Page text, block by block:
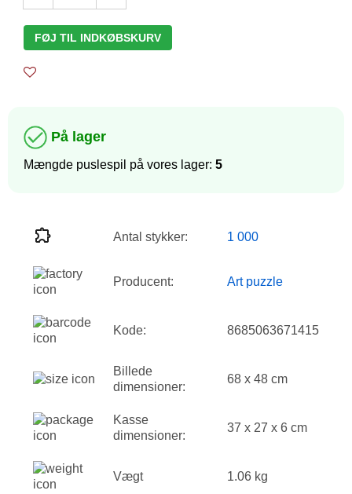
FØJ TIL INDKØBSKURV
På lager
Mængde puslespil på vores lager: 5
Antal stykker: 1 000
Producent: Art puzzle
Kode: 8685063671415
Billede
dimensioner:
68 x 48 cm
Kasse
dimensioner:
37 x 27 x 6 cm
Vægt 1.06 kg